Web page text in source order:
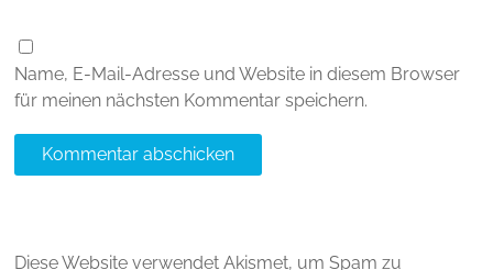
Name, E-Mail-Adresse und Website in diesem Browser
für meinen nächsten Kommentar speichern.
Diese Website verwendet Akismet, um Spam zu